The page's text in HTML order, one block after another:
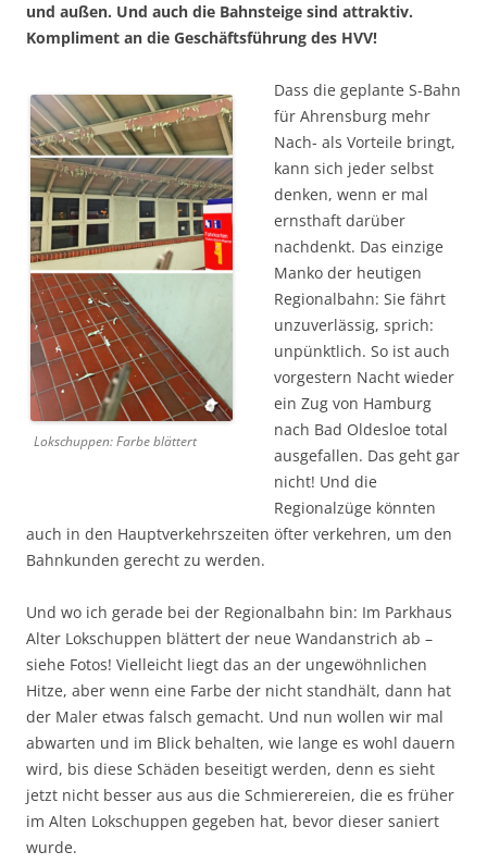
und außen. Und auch die Bahnsteige sind attraktiv.
Kompliment an die Geschäftsführung des HVV!
Lokschuppen: Farbe blättert
Dass die geplante S-Bahn
für Ahrensburg mehr
Nach- als Vorteile bringt,
kann sich jeder selbst
denken, wenn er mal
ernsthaft darüber
nachdenkt. Das einzige
Manko der heutigen
Regionalbahn: Sie fährt
unzuverlässig, sprich:
unpünktlich. So ist auch
vorgestern Nacht wieder
ein Zug von Hamburg
nach Bad Oldesloe total
ausgefallen. Das geht gar
nicht! Und die
Regionalzüge könnten
auch in den Hauptverkehrszeiten öfter verkehren, um den
Bahnkunden gerecht zu werden.
Und wo ich gerade bei der Regionalbahn bin: Im Parkhaus
Alter Lokschuppen blättert der neue Wandanstrich ab –
siehe Fotos! Vielleicht liegt das an der ungewöhnlichen
Hitze, aber wenn eine Farbe der nicht standhält, dann hat
der Maler etwas falsch gemacht. Und nun wollen wir mal
abwarten und im Blick behalten, wie lange es wohl dauern
wird, bis diese Schäden beseitigt werden, denn es sieht
jetzt nicht besser aus aus die Schmierereien, die es früher
im Alten Lokschuppen gegeben hat, bevor dieser saniert
wurde.